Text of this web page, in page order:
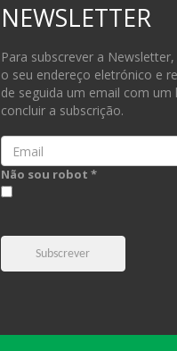
NEWSLETTER
Para subscrever a
o seu endereço eletrónico e
de seguida um email com um
concluir a subscrição.
Email
Não sou robot *
Subscrever